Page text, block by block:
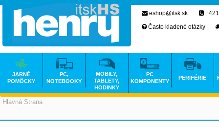
Hlavná Strana
eshop@itsk.sk
Často kladené otázky
JARNÉ
POMÔCKY
PC,
NOTEBOOKY
MOBILY,
TABLETY,
HODINKY
PC
KOMPONENTY
PERIFÉRIE